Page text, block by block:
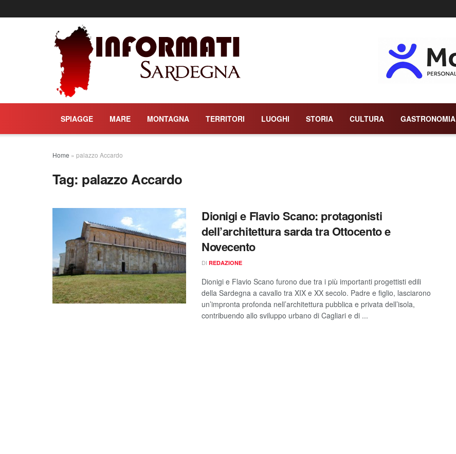
SPIAGGE MARE MONTAGNA TERRITORI LUOGHI STORIA CULTURA GASTRONOMIA
Home » palazzo Accardo
Tag: palazzo Accardo
Dionigi e Flavio Scano: protagonisti
dell’architettura sarda tra Ottocento e
Novecento
DI REDAZIONE
Dionigi e Flavio Scano furono due tra i più importanti progettisti edili
della Sardegna a cavallo tra XIX e XX secolo. Padre e figlio, lasciarono
un’impronta profonda nell’architettura pubblica e privata dell’isola,
contribuendo allo sviluppo urbano di Cagliari e di ...